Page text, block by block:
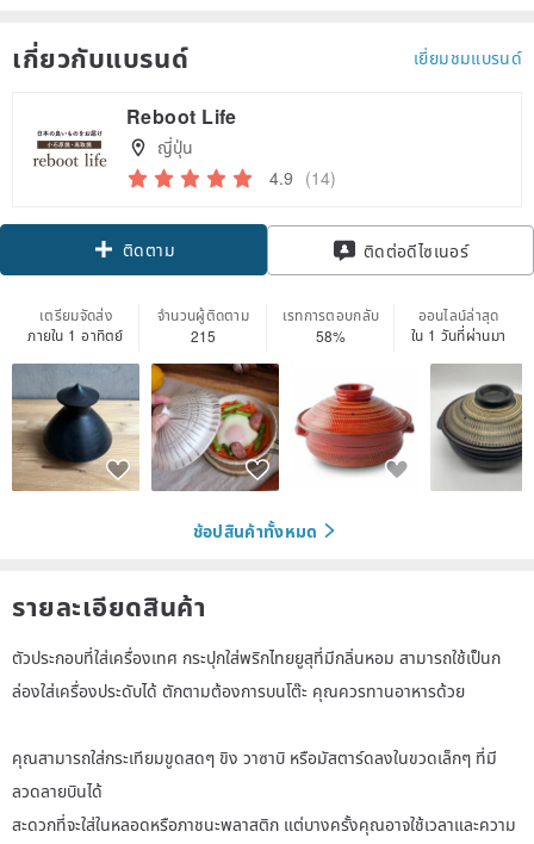
เกี่ยวกับแบรนด์ เยี่ยมชมแบรนด์
Reboot Life
ญี่ปุ่น
4.9 (14)
ติดตาม ติดต่อดีไซเนอร์
เตรียมจัดส่ง
ภายใน 1 อาทิตย์
จำนวนผู้ติดตาม
215
เรทการตอบกลับ
58%
ออนไลน์ล่าสุด
ใน 1 วันที่ผ่านมา
ช้อปสินค้าทั้งหมด
รายละเอียดสินค้า
ตัวประกอบที่ใส่เครื่องเทศ กระปุกใส่พริกไทยยูสุที่มีกลิ่นหอม สามารถใช้เป็นก
ล่องใส่เครื่องประดับได้ ตักตามต้องการบนโต๊ะ คุณควรทานอาหารด้วย
คุณสามารถใส่กระเทียมขูดสดๆ ขิง วาซาบิ หรือมัสตาร์ดลงในขวดเล็กๆ ที่มี
ลวดลายบินได้
สะดวกที่จะใส่ในหลอดหรือภาชนะพลาสติก แต่บางครั้งคุณอาจใช้เวลาและความ